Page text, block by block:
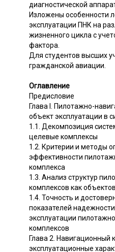
диагностической
Изложены особенности
эксплуатации ПНК на
жизненного цикла с
фактора.
Для студентов высших
гражданской авиации.
Оглавление
Предисловие
Глава I. Пилотажно-
объект эксплуатации в
1.1. Декомпозиция
целевые комплексы
1.2. Критерии и методы
эффективности
комплекса
1.3. Анализ структур
комплексов как
1.4. Точность и
показателей
эксплуатации
комплексов
Глава 2. Навигационный
эксплуатационные